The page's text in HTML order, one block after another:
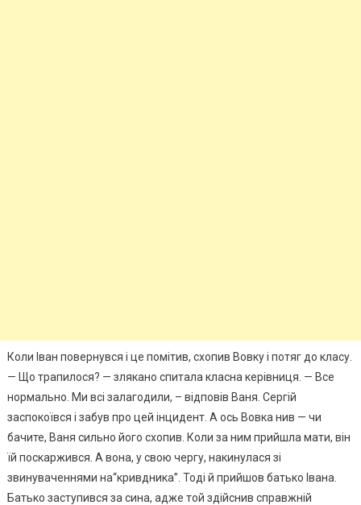
Коли Іван повернувся і це помітив, схопив Вовку і потяг до класу.
— Що трапилося? — злякано спитала класна керівниця. — Все
нормально. Ми всі залагодили, – відповів Ваня. Сергій
заспокоївся і забув про цей інцидент. А ось Вовка нив — чи
бачите, Ваня сильно його схопив. Коли за ним прийшла мати, він
їй поскаржився. А вона, у свою чергу, накинулася зі
звинуваченнями на“кривдника”. Тоді й прийшов батько Івана.
Батько заступився за сина, адже той здійснив справжній